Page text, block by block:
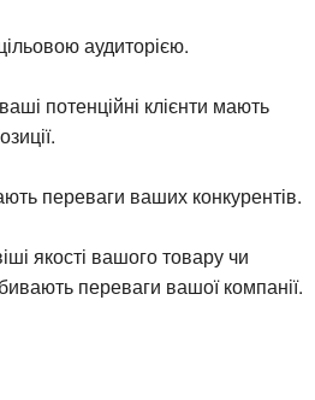
аудиторією.
потенційні клієнти мають
переваги ваших конкурентів.
якості вашого товару чи
переваги вашої компанії.